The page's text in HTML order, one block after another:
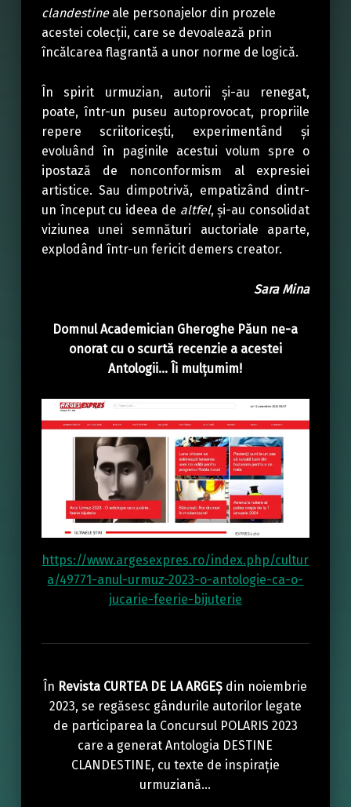
clandestineale personajelor din prozele
acestei colecţii, care se devoalează prin
încălcarea flagrantă a unor norme de logică.
În spirit urmuzian, autorii şi-au renegat,
poate, într-un puseu autoprovocat, propriile
repere scriitoriceşti, experimentând şi
evoluând în paginile acestui volum spre o
ipostază de nonconformism al expresiei
artistice. Sau dimpotrivă, empatizând dintr-
un început cu ideea de altfel, şi-au consolidat
viziunea unei semnături auctoriale aparte,
explodând într-un fericit demers creator.
Sara Mina
Domnul Academician Gheroghe Păun ne-a
onorat cu o scurtă recenzie a acestei
Antologii… Îi mulțumim!
https://www.argesexpres.ro/index.php/cultur
a/49771-anul-urmuz-2023-o-antologie-ca-o-
jucarie-feerie-bijuterie
În Revista CURTEA DE LA ARGEȘ din noiembrie
2023, se regăsesc gândurile autorilor legate
de participarea la Concursul POLARIS 2023
care a generat Antologia DESTINE
CLANDESTINE, cu texte de inspirație
urmuziană…